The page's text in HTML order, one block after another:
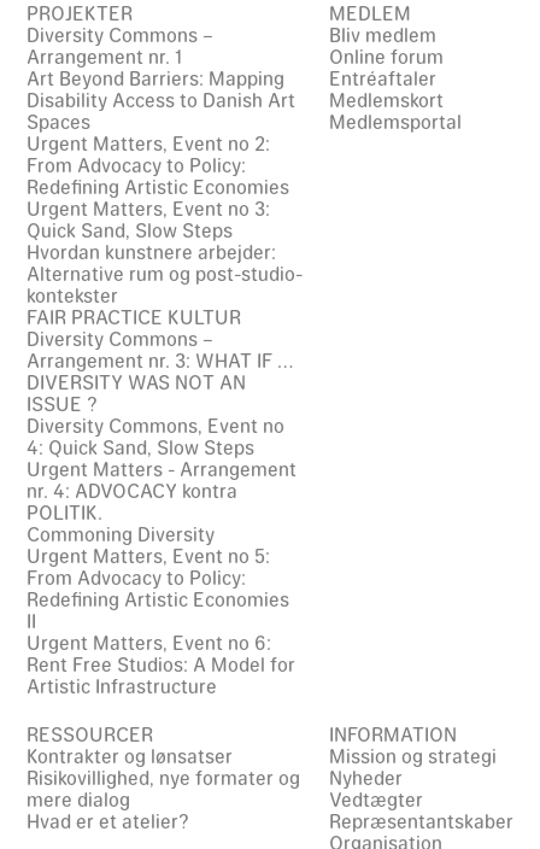
PROJEKTER
Diversity Commons –
Arrangement nr. 1
Art Beyond Barriers: Mapping
Disability Access to Danish Art
Spaces
Urgent Matters, Event no 2:
From Advocacy to Policy:
Redefining Artistic Economies
Urgent Matters, Event no 3:
Quick Sand, Slow Steps
Hvordan kunstnere arbejder:
Alternative rum og post-studio-
kontekster
FAIR PRACTICE KULTUR
Diversity Commons –
Arrangement nr. 3: WHAT IF …
DIVERSITY WAS NOT AN
ISSUE ?
Diversity Commons, Event no
4: Quick Sand, Slow Steps
Urgent Matters - Arrangement
nr. 4: ADVOCACY kontra
POLITIK.
Commoning Diversity
Urgent Matters, Event no 5:
From Advocacy to Policy:
Redefining Artistic Economies
II
Urgent Matters, Event no 6:
Rent Free Studios: A Model for
Artistic Infrastructure
MEDLEM
Bliv medlem
Online forum
Entréaftaler
Medlemskort
Medlemsportal
RESSOURCER
Kontrakter og lønsatser
Risikovillighed, nye formater og
mere dialog
Hvad er et atelier?
INFORMATION
Mission og strategi
Nyheder
Vedtægter
Repræsentantskaber
Organisation